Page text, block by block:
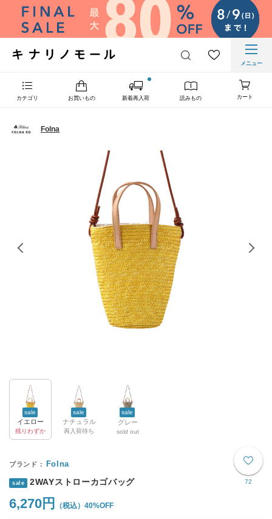
メニュー
カテゴリ お買いもの 新着再入荷 読みもの カート
Folna
sale
イエロー
残りわずか
sale
ナチュラル
再入荷待ち
sale
グレー
sold out
72
Folna
sale 2WAYストローカゴバッグ
6,270円 40%OFF